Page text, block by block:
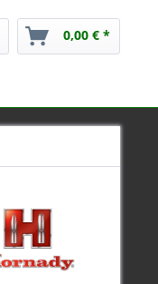
0,00 € *